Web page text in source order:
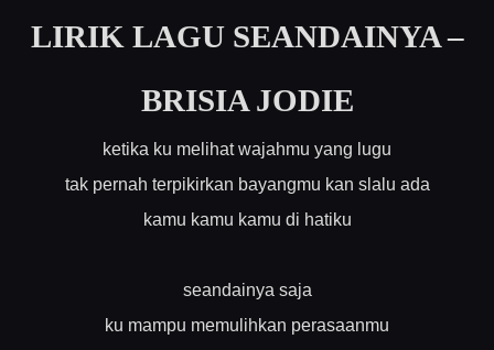
LIRIK LAGU SEANDAINYA –
BRISIA JODIE
ketika ku melihat wajahmu yang lugu
tak pernah terpikirkan bayangmu kan slalu ada
kamu kamu kamu di hatiku
seandainya saja
ku mampu memulihkan perasaanmu